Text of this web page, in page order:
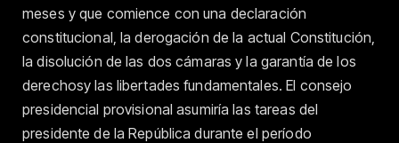
meses y que comience con una declaración
constitucional, la derogación de la actual Constitución,
la disolución de las dos cámaras y la garantía de los
derechosy las libertades fundamentales. El consejo
presidencial provisional asumiría las tareas del
presidente de la República durante el período